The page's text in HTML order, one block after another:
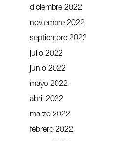
diciembre 2022
noviembre 2022
septiembre 2022
julio 2022
junio 2022
mayo 2022
abril 2022
marzo 2022
febrero 2022